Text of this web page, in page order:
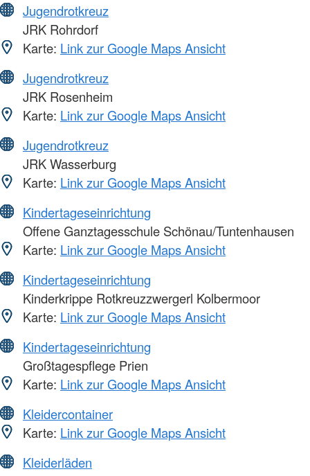
Jugendrotkreuz
JRK Rohrdorf
Karte: Link zur Google Maps Ansicht
Jugendrotkreuz
JRK Rosenheim
Karte: Link zur Google Maps Ansicht
Jugendrotkreuz
JRK Wasserburg
Karte: Link zur Google Maps Ansicht
Kindertageseinrichtung
Offene Ganztagesschule Schönau/Tuntenhausen
Karte: Link zur Google Maps Ansicht
Kindertageseinrichtung
Kinderkrippe Rotkreuzzwergerl Kolbermoor
Karte: Link zur Google Maps Ansicht
Kindertageseinrichtung
Großtagespflege Prien
Karte: Link zur Google Maps Ansicht
Kleidercontainer
Karte: Link zur Google Maps Ansicht
Kleiderläden